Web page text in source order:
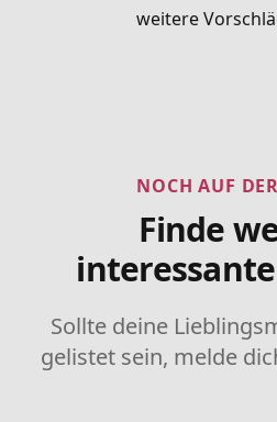
weitere
NOCH AUF
Finde
Sollte deine
gelistet sein, melde